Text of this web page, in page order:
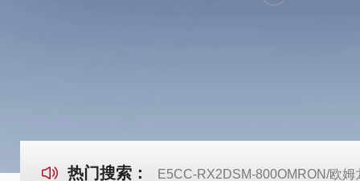
热门搜索： E5CC-RX2DSM-800OMRON/欧